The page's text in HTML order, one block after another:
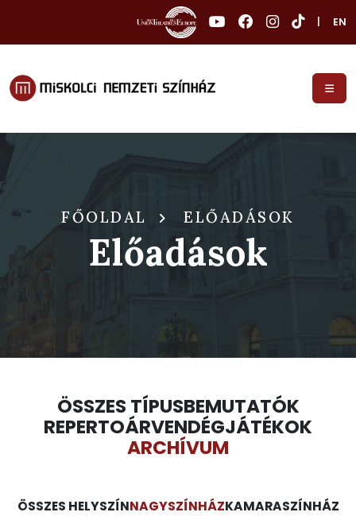
EN
FŐOLDAL ELŐADÁSOK
Előadások
ÖSSZES TÍPUSBEMUTATÓK
REPERTOÁRVENDÉGJÁTÉKOK
ARCHÍVUM
ÖSSZES HELYSZÍNNAGYSZÍNHÁZKAMARASZÍNHÁZ